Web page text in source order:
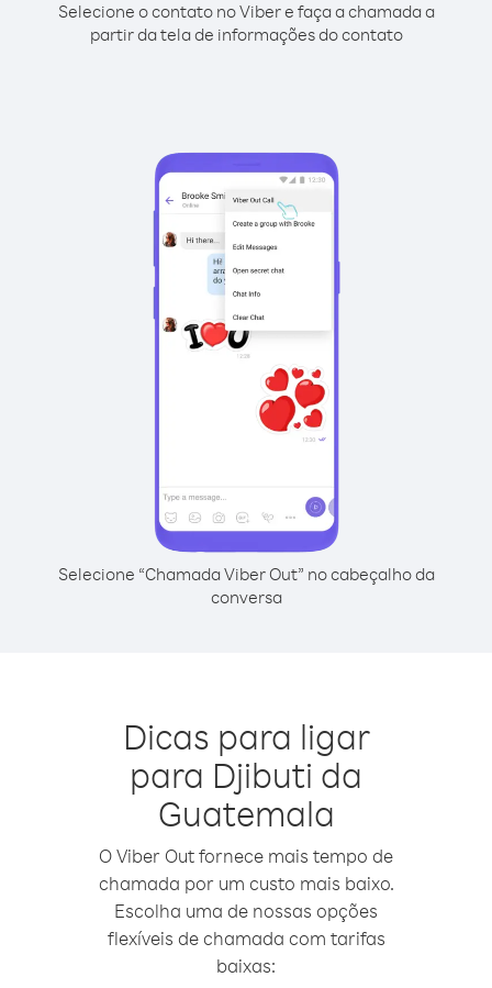
Selecione o contato no Viber e faça a chamada a
partir da tela de informações do contato
Selecione “Chamada Viber Out” no cabeçalho da
conversa
Dicas para ligar
para Djibuti da
Guatemala
O Viber Out fornece mais tempo de
chamada por um custo mais baixo.
Escolha uma de nossas opções
flexíveis de chamada com tarifas
baixas: